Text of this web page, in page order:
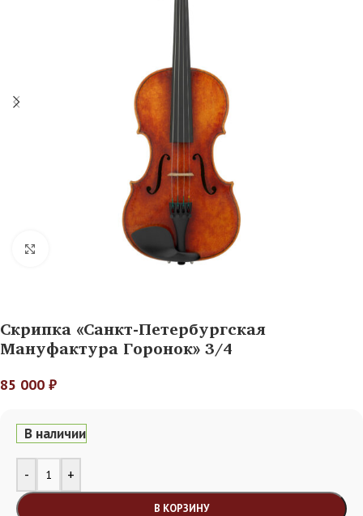
Нажмите, чтобы увеличить
Скрипка «Санкт-Петербургская
Мануфактура Горонок» 3/4
85 000 ₽
В наличии
- +
В КОРЗИНУ
Alternative: